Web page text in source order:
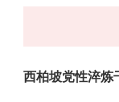
西柏坡党性淬炼